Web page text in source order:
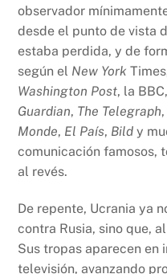
observador
desde el punto de vista
estaba perdida, y de
según el New York
Washington Post, la BBC,
Guardian, The Telegraph,
Monde, El País, Bildy
comunicación famosos,
al revés.
De repente, Ucrania ya
contra Rusia, sino que,
Sus tropas aparecen en
televisión, avanzando